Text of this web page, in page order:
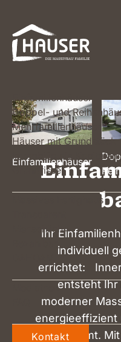
Einfamilienhäuser
Einfamilienhäuser
Doppel- und
Mehrfamilienhäuser
Häuser mit Grundstück
Immobilie als
Grundrisse
Massives Fertighaus
Menschlich
Mediathek
Kontakt
Ihr
individuell
errichtet:
entsteht Ihr
moderner
energieeffizient
abgestimmt.